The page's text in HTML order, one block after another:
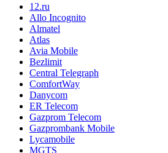
12.ru
Allo Incognito
Almatel
Atlas
Avia Mobile
Bezlimit
Central Telegraph
ComfortWay
Danycom
ER Telecom
Gazprom Telecom
Gazprombank Mobile
Lycamobile
MGTS